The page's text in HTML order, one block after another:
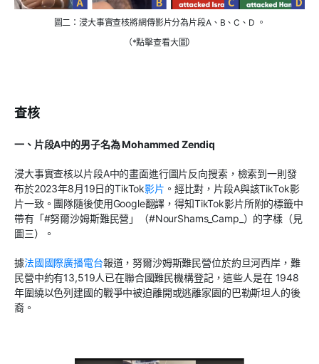
圖二：浸大事實查核將網傳影片分為片段A、B、C、D 。
（*點擊查看大圖）
查核
一、片段A中的男子名為Mohammed Zendiq
浸大事實查核以片段A中的畫面進行圖片反向搜索，檢索到一則發
布於2023年8月19日的TikTok影片 。經比對，片段A與該TikTok影
片一致。團隊隨後使用Google翻譯，得知TikTok影片所附的標籤中
帶有「#努爾沙姆斯難民營」（#NourShams_Camp_ ）的字樣（見
圖三）。
據法國國際廣播電台報道，努爾沙姆斯難民營位於約旦河西岸，難
民營中約有13,519人已在聯合國難民機構登記，這些人是在1948
年圍繞以色列建國的戰爭中被迫離開或逃離家園的巴勒斯坦人的後
裔。